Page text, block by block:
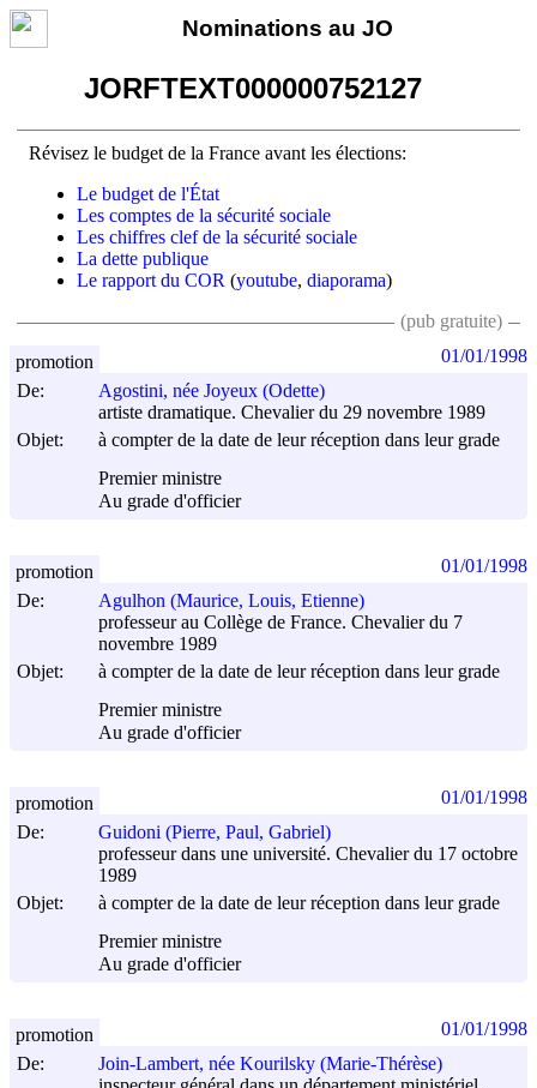
Nominations au JO
JORFTEXT000000752127
Révisez le budget de la France avant les élections:
Le budget de l'État
Les comptes de la sécurité sociale
Les chiffres clef de la sécurité sociale
La dette publique
Le rapport du COR (youtube, diaporama)
(pub gratuite)
De:
Agostini, née Joyeux (Odette)
artiste dramatique. Chevalier du 29 novembre 1989
Objet:
à compter de la date de leur réception dans leur grade
Premier ministre
Au grade d'officier
promotion 01/01/1998
De:
Agulhon (Maurice, Louis, Etienne)
professeur au Collège de France. Chevalier du 7
novembre 1989
Objet:
à compter de la date de leur réception dans leur grade
Premier ministre
Au grade d'officier
promotion 01/01/1998
De:
Guidoni (Pierre, Paul, Gabriel)
professeur dans une université. Chevalier du 17 octobre
1989
Objet:
à compter de la date de leur réception dans leur grade
Premier ministre
Au grade d'officier
promotion 01/01/1998
De:
Join-Lambert, née Kourilsky (Marie-Thérèse)
promotion 01/01/1998